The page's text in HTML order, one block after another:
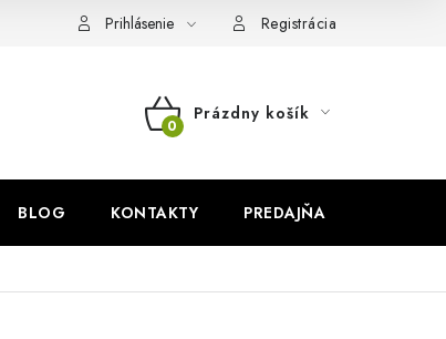
Prihlásenie Registrácia
NÁKUPNÝ
Prázdny košík
BLOG KONTAKTY PREDAJŇA